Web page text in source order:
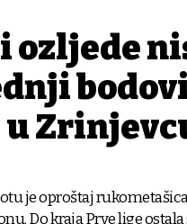
ozljede
je oproštaj
Do kraja Prve lige